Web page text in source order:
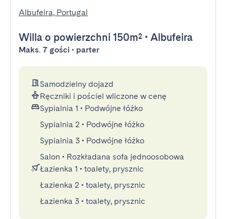
Albufeira, Portugal
Willa o powierzchni 150m² • Albufeira
Maks. 7 gości • parter
Samodzielny dojazd
Ręczniki i pościel wliczone w cenę
Sypialnia 1 • Podwójne łóżko
Sypialnia 2 • Podwójne łóżko
Sypialnia 3 • Podwójne łóżko
Salon • Rozkładana sofa jednoosobowa
Łazienka 1 • toalety, prysznic
Łazienka 2 • toalety, prysznic
Łazienka 3 • toalety, prysznic